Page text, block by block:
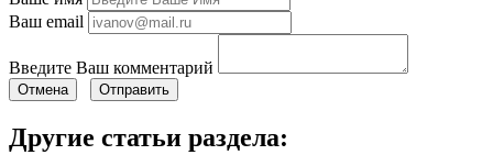
Ваш email
Введите Ваш комментарий
Отмена Отправить
Другие статьи раздела: